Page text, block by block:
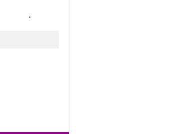
.